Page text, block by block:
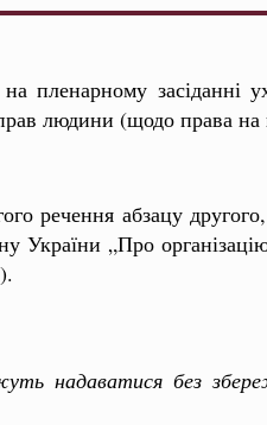
пленарному засіданні
людини (щодо права на
речення абзацу
України „Про
надаватися без